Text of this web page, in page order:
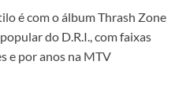
é com o álbum Thrash Zone
do D.R.I., com faixas
e por anos na MTV